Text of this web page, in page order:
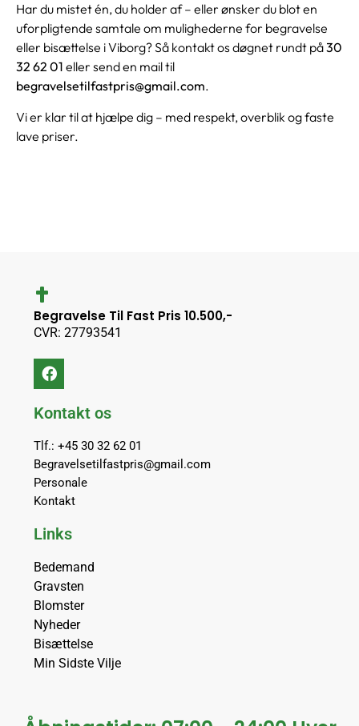
Har du mistet én, du holder af – eller ønsker du blot en
uforpligtende samtale om mulighederne for begravelse
eller bisættelse i Viborg? Så kontakt os døgnet rundt på30
32 62 01 eller send en mail til
begravelsetilfastpris@gmail.com.
Vi er klar til at hjælpe dig – med respekt, overblik og faste
lave priser.
Begravelse Til Fast Pris 10.500,-
CVR: 27793541
Kontakt os
Tlf.: +45 30 32 62 01
Begravelsetilfastpris@gmail.com
Personale
Kontakt
Links
Bedemand
Gravsten
Blomster
Nyheder
Bisættelse
Min Sidste Vilje